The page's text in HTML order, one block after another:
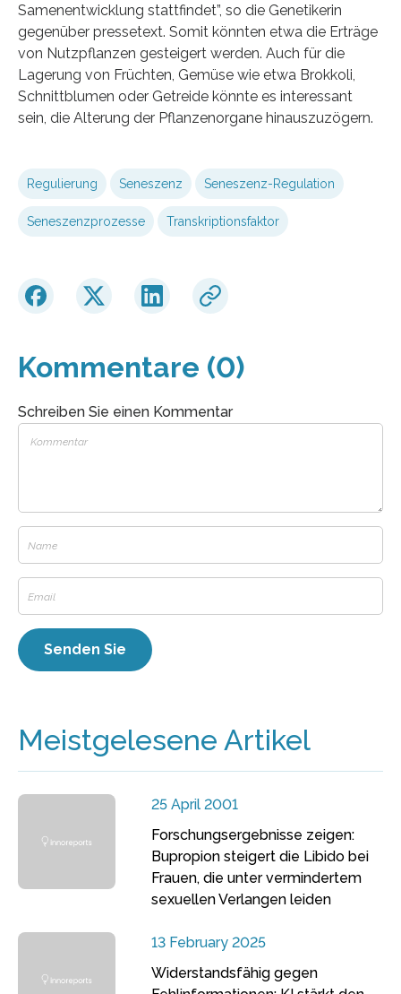
Samenentwicklung stattfindet”, so die Genetikerin
gegenüber pressetext. Somit könnten etwa die Erträge
von Nutzpflanzen gesteigert werden. Auch für die
Lagerung von Früchten, Gemüse wie etwa Brokkoli,
Schnittblumen oder Getreide könnte es interessant
sein, die Alterung der Pflanzenorgane hinauszuzögern.
Regulierung Seneszenz Seneszenz-Regulation
Seneszenzprozesse Transkriptionsfaktor
Kommentare (0)
Schreiben Sie einen Kommentar
Meistgelesene Artikel
25 April 2001
Forschungsergebnisse zeigen:
Bupropion steigert die Libido bei
Frauen, die unter vermindertem
sexuellen Verlangen leiden
13 February 2025
Widerstandsfähig gegen